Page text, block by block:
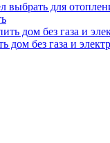
выбрать для
дом без газа и